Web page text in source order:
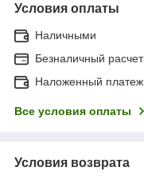
Условия оплаты
Наличными
Безналичный расчет
Наложенный платеж
Все условия оплаты
Условия возврата